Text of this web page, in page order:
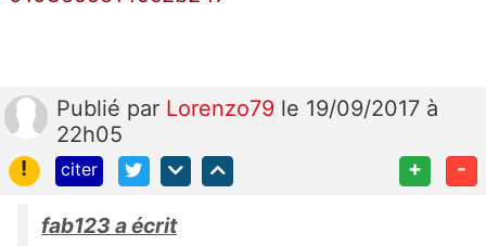
Publié par Lorenzo79 le 19/09/2017 à
22h05
!
citer + -
fab123 a écrit